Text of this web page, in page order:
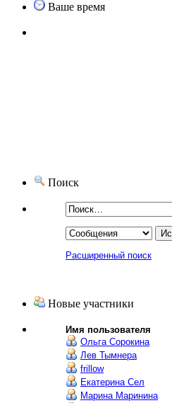
Ваше время
Поиск
Расширенный поиск
Новые участники
Имя пользователя
Ольга Сорокина
Лев Тымнера
frillow
Екатерина Сел
Марина Маринина